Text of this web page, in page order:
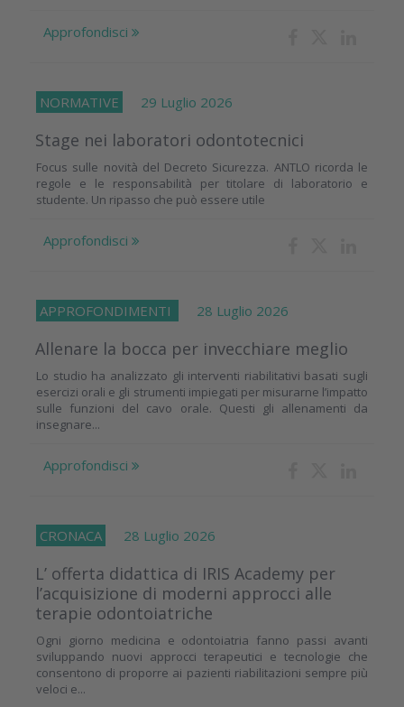
Approfondisci
NORMATIVE 29 Luglio 2026
Stage nei laboratori odontotecnici
Focus sulle novità del Decreto Sicurezza. ANTLO ricorda le
regole e le responsabilità per titolare di laboratorio e
studente. Un ripasso che può essere utile
Approfondisci
APPROFONDIMENTI 28 Luglio 2026
Allenare la bocca per invecchiare meglio
Lo studio ha analizzato gli interventi riabilitativi basati sugli
esercizi orali e gli strumenti impiegati per misurarne l’impatto
sulle funzioni del cavo orale. Questi gli allenamenti da
insegnare...
Approfondisci
CRONACA 28 Luglio 2026
L’ offerta didattica di IRIS Academy per
l’acquisizione di moderni approcci alle
terapie odontoiatriche
Ogni giorno medicina e odontoiatria fanno passi avanti
sviluppando nuovi approcci terapeutici e tecnologie che
consentono di proporre ai pazienti riabilitazioni sempre più
veloci e...